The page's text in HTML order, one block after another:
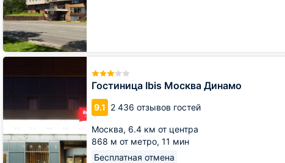
Гостиница Ibis Москва Динамо
9.1 2 436 отзывов гостей
Москва, 6.4 км от центра
868 м от метро, 11 мин
Бесплатная отмена
Гостиница